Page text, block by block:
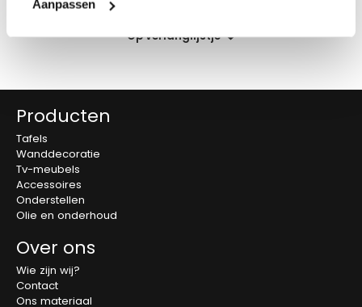
Aanpassen
Op verlanglijstje
Producten
Tafels
Wanddecoratie
Tv-meubels
Accessoires
Onderstellen
Olie en onderhoud
Over ons
Wie zijn wij?
Contact
Ons materiaal